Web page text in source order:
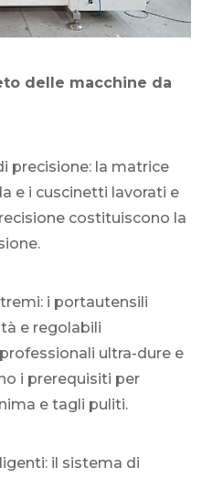
delle macchine da
precisione: la matrice
e i cuscinetti lavorati e
costituiscono la
i portautensili
e regolabili
ultra-dure e
i prerequisiti per
e tagli puliti.
il sistema di